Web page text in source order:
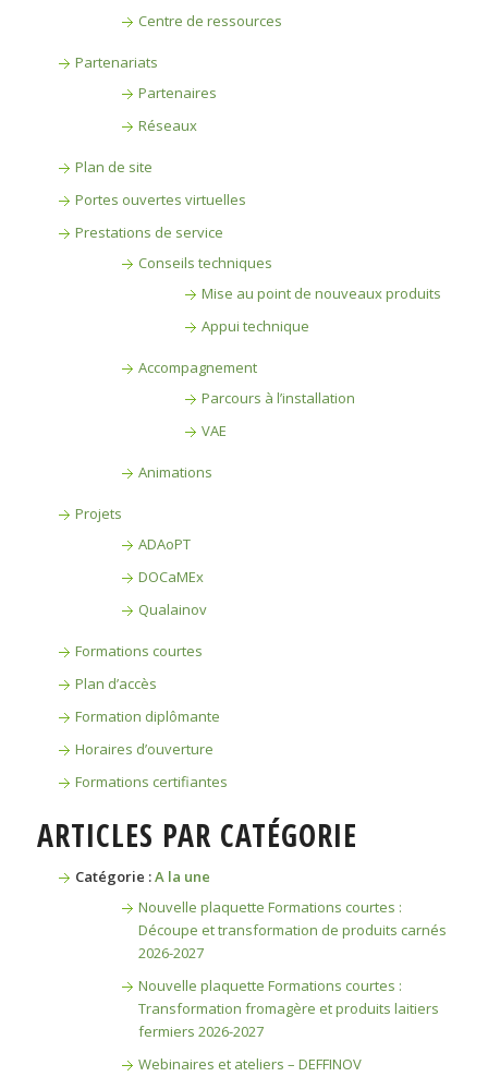
Centre de ressources
Partenariats
Partenaires
Réseaux
Plan de site
Portes ouvertes virtuelles
Prestations de service
Conseils techniques
Mise au point de nouveaux produits
Appui technique
Accompagnement
Parcours à l’installation
VAE
Animations
Projets
ADAoPT
DOCaMEx
Qualainov
Formations courtes
Plan d’accès
Formation diplômante
Horaires d’ouverture
Formations certifiantes
ARTICLES PAR CATÉGORIE
Catégorie :A la une
Nouvelle plaquette Formations courtes :
Découpe et transformation de produits carnés
2026-2027
Nouvelle plaquette Formations courtes :
Transformation fromagère et produits laitiers
fermiers 2026-2027
Webinaires et ateliers – DEFFINOV